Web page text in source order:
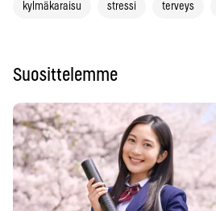
kylmäkaraisu stressi terveys
Suosittelemme